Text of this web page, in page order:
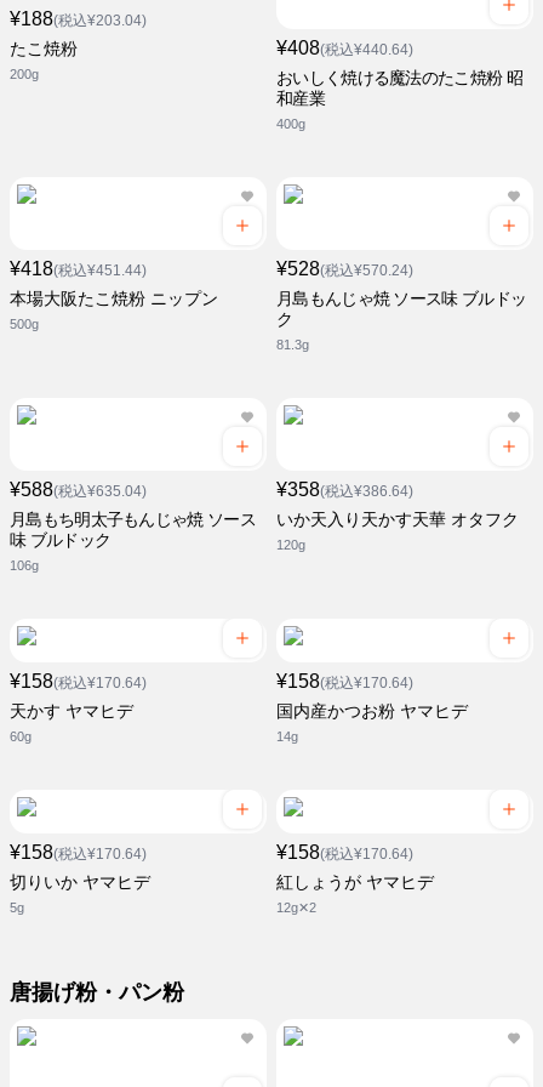
¥188(税込¥203.04)
たこ焼粉
200g
¥408(税込¥440.64)
おいしく焼ける魔法のたこ焼粉 昭
和産業
400g
¥418(税込¥451.44)
本場大阪たこ焼粉 ニップン
500g
¥528(税込¥570.24)
月島もんじゃ焼 ソース味 ブルドッ
ク
81.3g
¥588(税込¥635.04)
月島もち明太子もんじゃ焼 ソース
味 ブルドック
106g
¥358(税込¥386.64)
いか天入り天かす天華 オタフク
120g
¥158(税込¥170.64)
天かす ヤマヒデ
60g
¥158(税込¥170.64)
国内産かつお粉 ヤマヒデ
14g
¥158(税込¥170.64)
切りいか ヤマヒデ
5g
¥158(税込¥170.64)
紅しょうが ヤマヒデ
12g✕2
唐揚げ粉・パン粉